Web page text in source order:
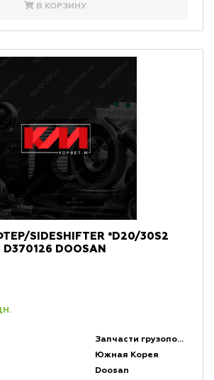
В КОРЗИНУ
SIDESHIFTER *D20/30S2
D370126 DOOSAN
Запчасти грузоподъемной мачты и каретки
Южная Корея
Doosan